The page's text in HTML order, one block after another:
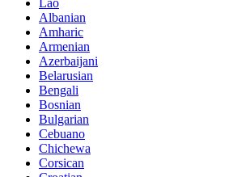
Albanian
Amharic
Armenian
Azerbaijani
Belarusian
Bengali
Bosnian
Bulgarian
Cebuano
Chichewa
Corsican